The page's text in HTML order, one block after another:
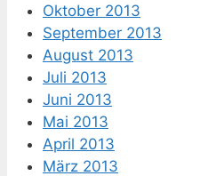
Oktober 2013
September 2013
August 2013
Juli 2013
Juni 2013
Mai 2013
April 2013
März 2013